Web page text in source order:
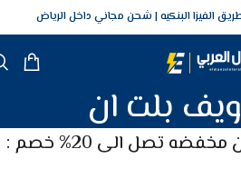
شحن مجاني داخل الرياض
بلت ان
تصل الى 20% خصم :